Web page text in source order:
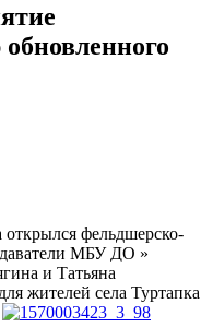
открылся фельдшерско-
МБУ ДО »
и Татьяна
жителей села Туртапка